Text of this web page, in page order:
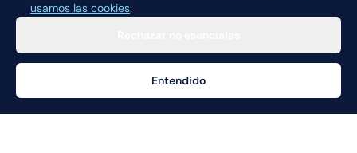
usamos las cookies.
Entendido
Ayuda